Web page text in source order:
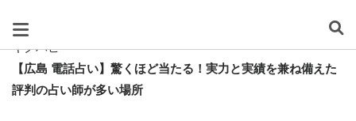
スグレタ
キクハピ
【広島 電話占い】驚くほど当たる！実力と実績を兼ね備えた
評判の占い師が多い場所